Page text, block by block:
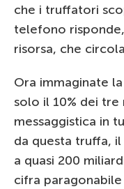
che i truffatori
telefono
risorsa, che
Ora immaginate
solo il 10% dei
messaggistica in
da questa truffa,
a quasi 200
cifra